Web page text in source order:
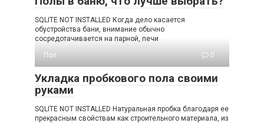
SQLITE NOT INSTALLED Когда дело касается
обустройства бани, внимание обычно
сосредотачивается на парной, печи
Пол
0
Укладка пробкового пола своими
руками
SQLITE NOT INSTALLED Натуральная пробка благодаря ее
прекрасным свойствам как строительного материала, из